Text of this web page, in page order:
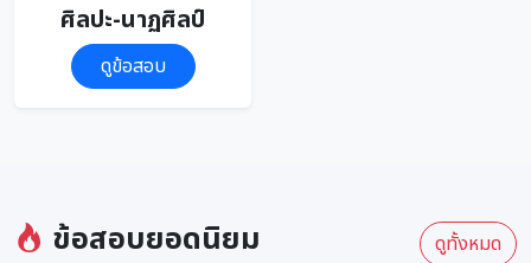
ศิลปะ-นาฏศิลป์
ดูข้อสอบ
ข้อสอบยอดนิยม ดูทั้งหมด